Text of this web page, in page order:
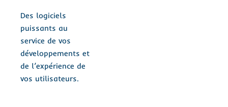
Des logiciels
puissants au
service de vos
développements et
de l’expérience de
vos utilisateurs.